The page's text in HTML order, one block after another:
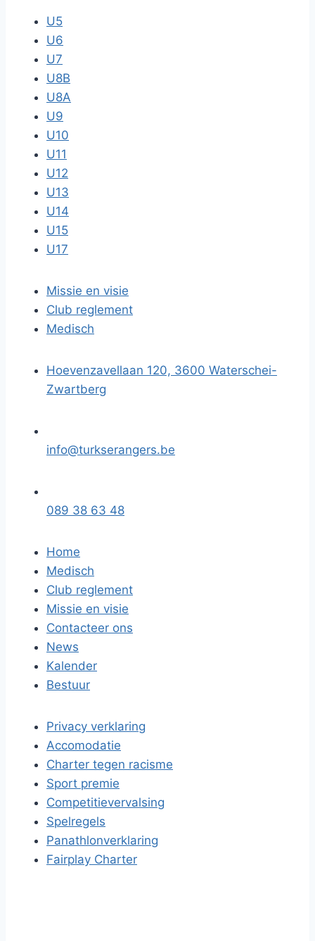
U5
U6
U7
U8B
U8A
U9
U10
U11
U12
U13
U14
U15
U17
Missie en visie
Club reglement
Medisch
Hoevenzavellaan 120, 3600 Waterschei-
Zwartberg
info@turkserangers.be
089 38 63 48
Home
Medisch
Club reglement
Missie en visie
Contacteer ons
News
Kalender
Bestuur
Privacy verklaring
Accomodatie
Charter tegen racisme
Sport premie
Competitievervalsing
Spelregels
Panathlonverklaring
Fairplay Charter